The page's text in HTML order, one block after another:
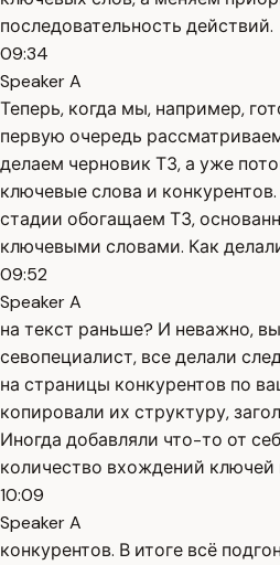
последовательность действий.
09:34
Speaker A
Теперь, когда мы, например,
первую очередь
делаем черновик ТЗ, а уже
ключевые слова и
стадии обогащаем ТЗ,
ключевыми словами. Как
09:52
Speaker A
на текст раньше? И неважно,
севопециалист, все делали
на страницы конкурентов по
копировали их структуру,
Иногда добавляли что-то от
количество вхождений ключей
10:09
Speaker A
конкурентов. В итоге всё